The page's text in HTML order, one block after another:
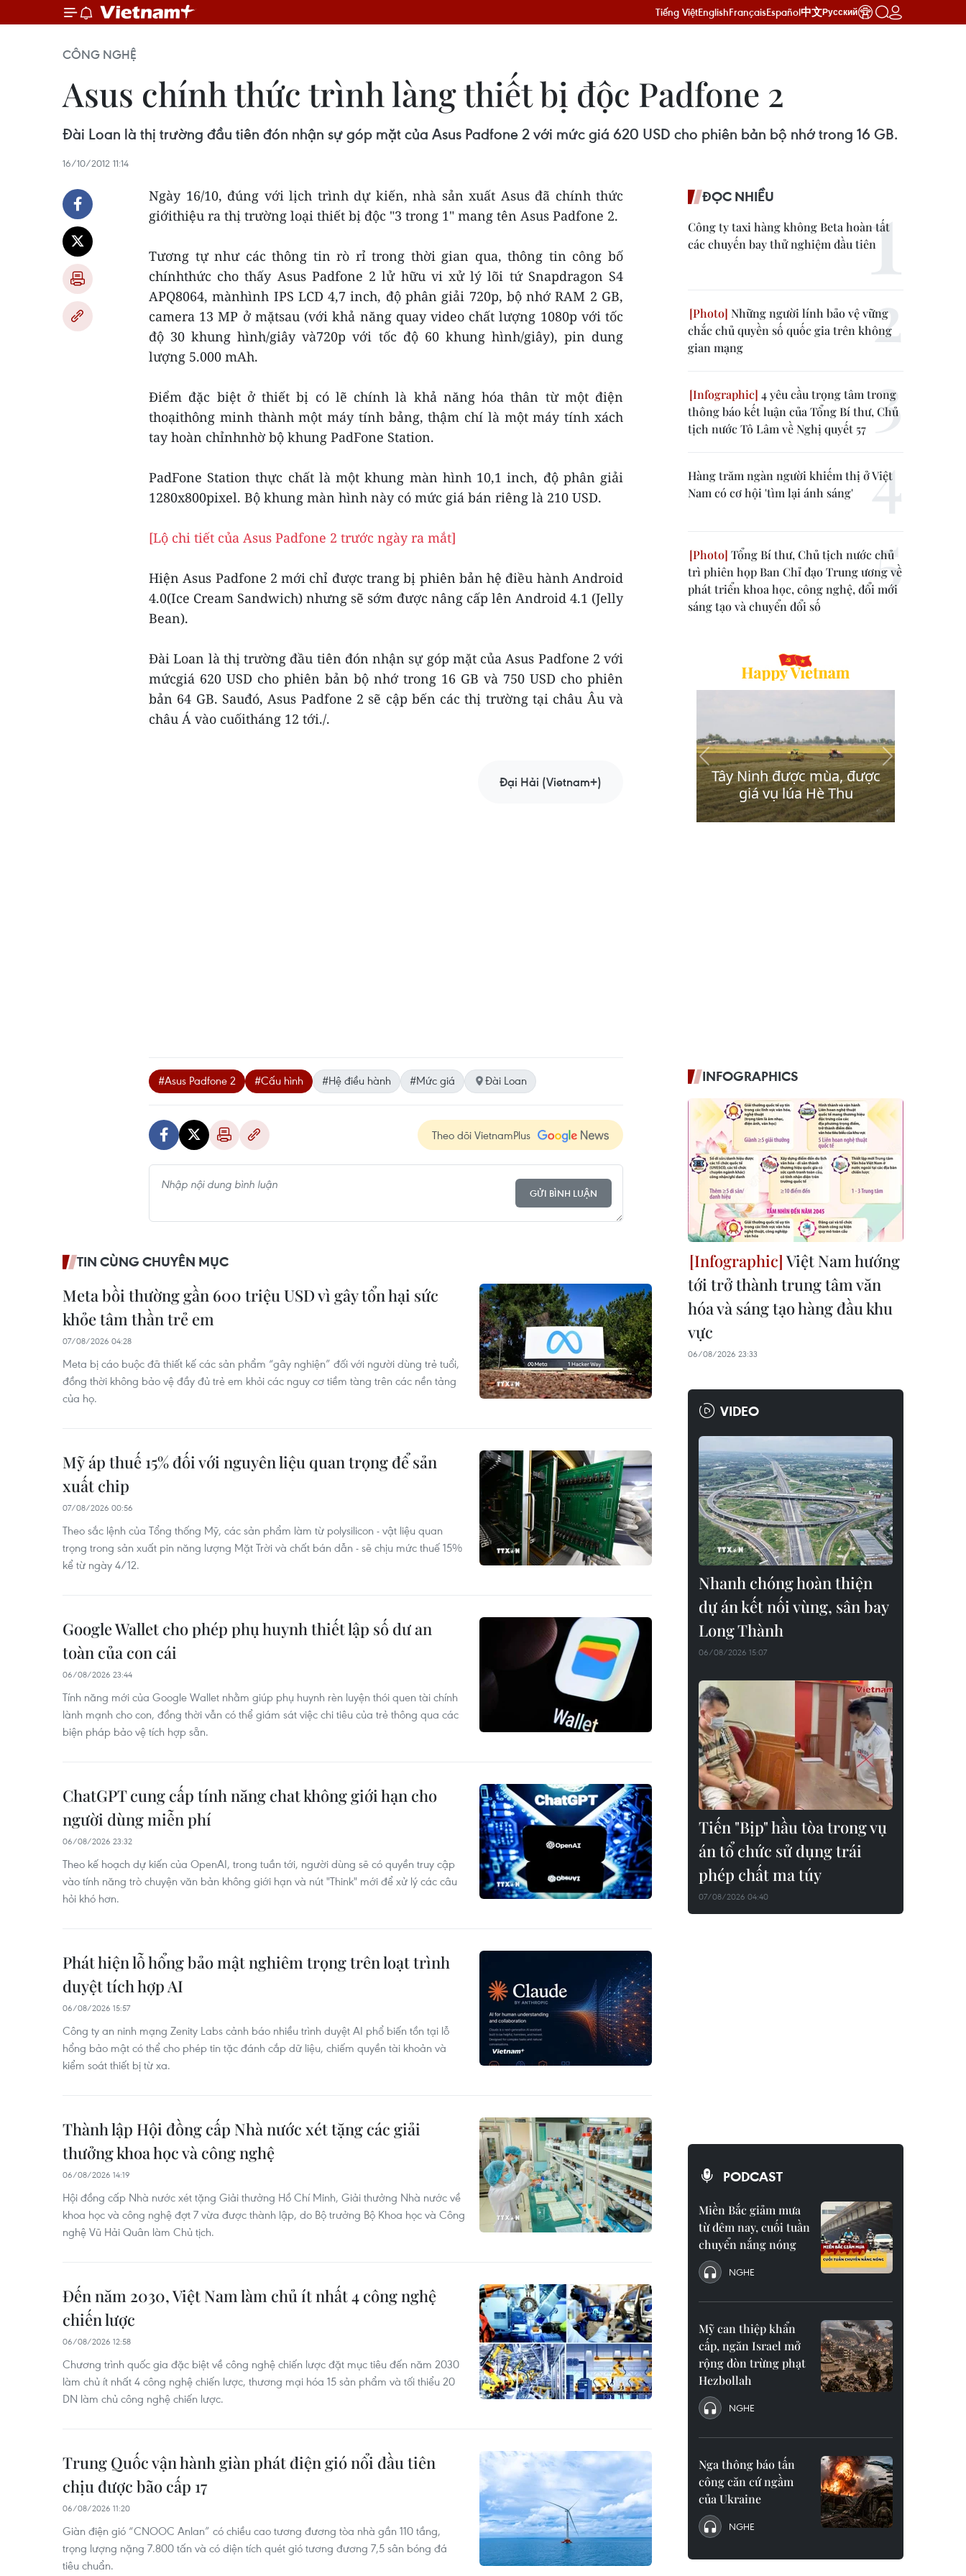
Tiếng ViệtEnglishFrançaisEspañol中文Русский
CÔNG NGHỆ
Asus chính thức trình làng thiết bị độc Padfone 2
Đài Loan là thị trường đầu tiên đón nhận sự góp mặt của Asus Padfone 2 với mức giá 620 USD cho phiên bản bộ nhớ trong 16 GB.
16/10/2012 11:14
Ngày 16/10, đúng với lịch trình dự kiến, nhà sản xuất Asus đã chính thức
giớithiệu ra thị trường loại thiết bị độc "3 trong 1" mang tên Asus Padfone 2.
Tương tự như các thông tin rò rỉ trong thời gian qua, thông tin công bố
chínhthức cho thấy Asus Padfone 2 lử hữu vi xử lý lõi tứ Snapdragon S4
APQ8064, mànhình IPS LCD 4,7 inch, độ phân giải 720p, bộ nhớ RAM 2 GB,
camera 13 MP ở mặtsau (với khả năng quay video chất lượng 1080p với tốc
độ 30 khung hình/giây và720p với tốc độ 60 khung hình/giây), pin dung
lượng 5.000 mAh.
Điểm đặc biệt ở thiết bị có lẽ chính là khả năng hóa thân từ một điện
thoạithông minh thành một máy tính bảng, thậm chí là một máy tính xách
tay hoàn chỉnhnhờ bộ khung PadFone Station.
PadFone Station thực chất là một khung màn hình 10,1 inch, độ phân giải
1280x800pixel. Bộ khung màn hình này có mức giá bán riêng là 210 USD.
[Lộ chi tiết của Asus Padfone 2 trước ngày ra mắt]
Hiện Asus Padfone 2 mới chỉ được trang bị phiên bản hệ điều hành Android
4.0(Ice Cream Sandwich) nhưng sẽ sớm được nâng cấp lên Android 4.1 (Jelly
Bean).
Đài Loan là thị trường đầu tiên đón nhận sự góp mặt của Asus Padfone 2 với
mứcgiá 620 USD cho phiên bản bộ nhớ trong 16 GB và 750 USD cho phiên
bản 64 GB. Sauđó, Asus Padfone 2 sẽ cập bến các thị trường tại châu Âu và
châu Á vào cuốitháng 12 tới./.
Đại Hải (Vietnam+)
#Asus Padfone 2 #Cấu hình #Hệ điều hành #Mức giá Đài Loan
Theo dõi VietnamPlus
GỬI BÌNH LUẬN
TIN CÙNG CHUYÊN MỤC
Meta bồi thường gần 600 triệu USD vì gây tổn hại sức
khỏe tâm thần trẻ em
07/08/2026 04:28
Meta bị cáo buộc đã thiết kế các sản phẩm “gây nghiện” đối với người dùng trẻ tuổi,
đồng thời không bảo vệ đầy đủ trẻ em khỏi các nguy cơ tiềm tàng trên các nền tảng
của họ.
Mỹ áp thuế 15% đối với nguyên liệu quan trọng để sản
xuất chip
07/08/2026 00:56
Theo sắc lệnh của Tổng thống Mỹ, các sản phẩm làm từ polysilicon - vật liệu quan
trọng trong sản xuất pin năng lượng Mặt Trời và chất bán dẫn - sẽ chịu mức thuế 15%
kể từ ngày 4/12.
Google Wallet cho phép phụ huynh thiết lập số dư an
toàn của con cái
06/08/2026 23:44
Tính năng mới của Google Wallet nhằm giúp phụ huynh rèn luyện thói quen tài chính
lành mạnh cho con, đồng thời vẫn có thể giám sát việc chi tiêu của trẻ thông qua các
biện pháp bảo vệ tích hợp sẵn.
ChatGPT cung cấp tính năng chat không giới hạn cho
người dùng miễn phí
06/08/2026 23:32
Theo kế hoạch dự kiến của OpenAI, trong tuần tới, người dùng sẽ có quyền truy cập
vào tính năng trò chuyện văn bản không giới hạn và nút "Think" mới để xử lý các câu
hỏi khó hơn.
Phát hiện lỗ hổng bảo mật nghiêm trọng trên loạt trình
duyệt tích hợp AI
06/08/2026 15:57
Công ty an ninh mạng Zenity Labs cảnh báo nhiều trình duyệt AI phổ biến tồn tại lỗ
hổng bảo mật có thể cho phép tin tặc đánh cắp dữ liệu, chiếm quyền tài khoản và
kiểm soát thiết bị từ xa.
Thành lập Hội đồng cấp Nhà nước xét tặng các giải
thưởng khoa học và công nghệ
06/08/2026 14:19
Hội đồng cấp Nhà nước xét tặng Giải thưởng Hồ Chí Minh, Giải thưởng Nhà nước về
khoa học và công nghệ đợt 7 vừa được thành lập, do Bộ trưởng Bộ Khoa học và Công
nghệ Vũ Hải Quân làm Chủ tịch.
Đến năm 2030, Việt Nam làm chủ ít nhất 4 công nghệ
chiến lược
06/08/2026 12:58
Chương trình quốc gia đặc biệt về công nghệ chiến lược đặt mục tiêu đến năm 2030
làm chủ ít nhất 4 công nghệ chiến lược, thương mại hóa 15 sản phẩm và tối thiểu 20
DN làm chủ công nghệ chiến lược.
Trung Quốc vận hành giàn phát điện gió nổi đầu tiên
chịu được bão cấp 17
06/08/2026 11:20
Giàn điện gió “CNOOC Anlan” có chiều cao tương đương tòa nhà gần 110 tầng,
trọng lượng nặng 7.800 tấn và có diện tích quét gió tương đương 7,5 sân bóng đá
tiêu chuẩn.
ĐỌC NHIỀU
Công ty taxi hàng không Beta hoàn tất
các chuyến bay thử nghiệm đầu tiên
Những người lính bảo vệ vững
chắc chủ quyền số quốc gia trên không
gian mạng
4 yêu cầu trọng tâm trong
thông báo kết luận của Tổng Bí thư, Chủ
tịch nước Tô Lâm về Nghị quyết 57
Hàng trăm ngàn người khiếm thị ở Việt
Nam có cơ hội 'tìm lại ánh sáng'
Tổng Bí thư, Chủ tịch nước chủ
trì phiên họp Ban Chỉ đạo Trung ương về
phát triển khoa học, công nghệ, đổi mới
sáng tạo và chuyển đổi số
INFOGRAPHICS
Việt Nam hướng
tới trở thành trung tâm văn
hóa và sáng tạo hàng đầu khu
vực
06/08/2026 23:33
VIDEO
Nhanh chóng hoàn thiện
dự án kết nối vùng, sân bay
Long Thành
06/08/2026 15:07
Tiến "Bịp" hầu tòa trong vụ
án tổ chức sử dụng trái
phép chất ma túy
07/08/2026 04:40
PODCAST
Miền Bắc giảm mưa
từ đêm nay, cuối tuần
chuyển nắng nóng
NGHE
Mỹ can thiệp khẩn
cấp, ngăn Israel mở
rộng đòn trừng phạt
Hezbollah
NGHE
Nga thông báo tấn
công căn cứ ngầm
của Ukraine
NGHE